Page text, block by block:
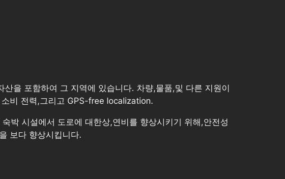
을 포함하여 그 지역에 있습니다. 차량,물품,및 다른 지원이
비 전력,그리고 GPS-free localization.
박 시설에서 도로에 대한상,연비를 향상시키기 위해,안전성
보다 향상시킵니다.